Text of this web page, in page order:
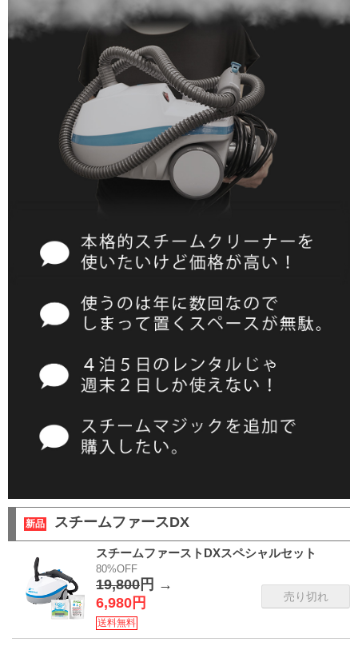
新品 スチームファースDX
スチームファーストDXスペシャルセット
80%OFF
19,800 円 →
6,980円
送料無料
売り切れ